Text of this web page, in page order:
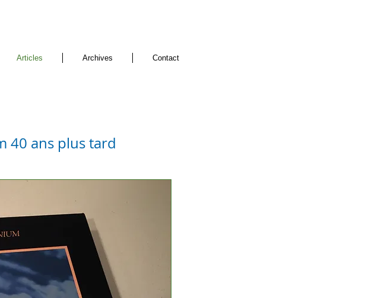
Articles Archives Contact
40 ans plus tard